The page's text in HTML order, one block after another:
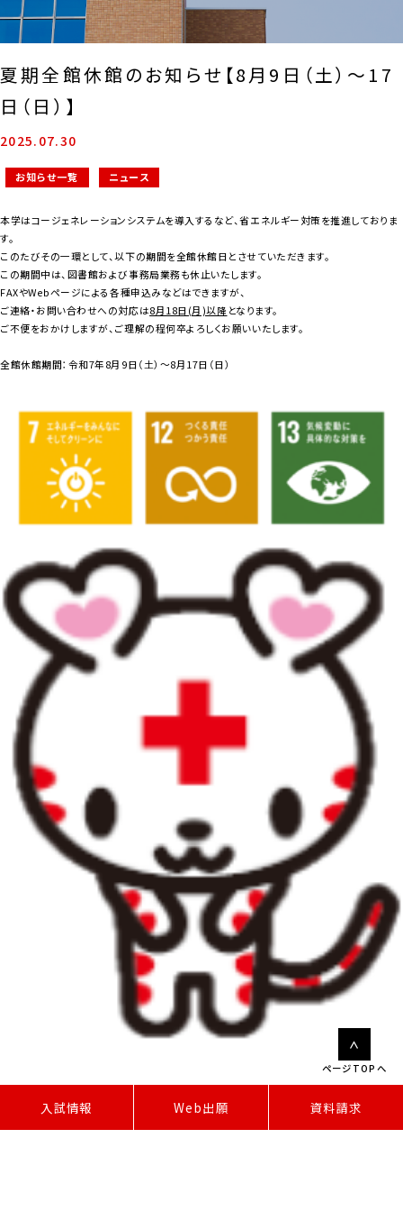
入試情報 Web出願 資料請求
夏期全館休館のお知らせ【8月9日（土）～17
日（日）】
2025.07.30
お知らせ一覧 ニュース
本学はコージェネレーションシステムを導入するなど、省エネルギー対策を推進しておりま
す。
このたびその一環として、以下の期間を全館休館日とさせていただきます。
この期間中は、図書館および事務局業務も休止いたします。
FAXやWebページによる各種申込みなどはできますが、
ご連絡・お問い合わせへの対応は8月18日(月)以降 となります。
ご不便をおかけしますが、ご理解の程何卒よろしくお願いいたします。
全館休館期間：令和7年8月9日（土）～8月17日（日）
ページTOPへ